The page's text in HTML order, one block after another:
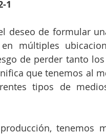
1
deseo de formular
múltiples
de perder tanto
que tenemos al
tipos de
tenemos